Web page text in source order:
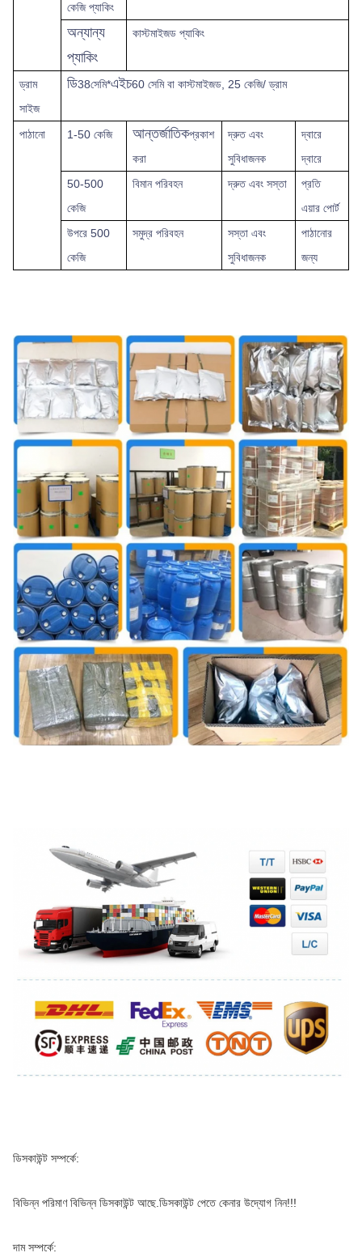
কেজি প্যাকিং
অন্যান্য
প্যাকিং
কাস্টমাইজড প্যাকিং
ড্রাম
সাইজ
ডি38সেমি*এইচ60 সেমি বা কাস্টমাইজড, 25 কেজি/ ড্রাম
পাঠানো 1-50 কেজি আন্তর্জাতিকপ্রকাশ
করা
দ্রুত এবং
সুবিধাজনক
দ্বারে
দ্বারে
50-500
কেজি
বিমান পরিবহন দ্রুত এবং সস্তা
প্রতি
এয়ার পোর্ট
উপরে 500
কেজি
সমুদ্র পরিবহন
সস্তা এবং
সুবিধাজনক
পাঠানোর
জন্য
ডিসকাউন্ট সম্পর্কে:
বিভিন্ন পরিমাণ বিভিন্ন ডিসকাউন্ট আছে.ডিসকাউন্ট পেতে কেনার উদ্যোগ নিন!!!
দাম সম্পর্কে: